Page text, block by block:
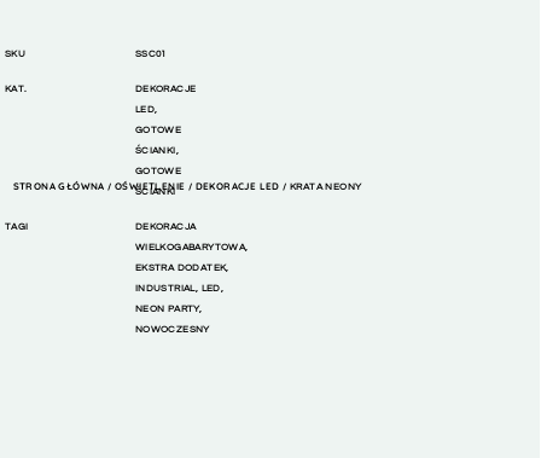
SKU SSC01
KAT.
DEKORACJE
LED,
GOTOWE
ŚCIANKI
GOTOWE
ŚCIANKI
TAGI
DEKORACJA
WIELKOGABARYTOWA
EKSTRA DODATEK,
INDUSTRIAL
LED
NEON PARTY,
NOWOCZESNY
STRONA GŁÓWNA /OŚWIETLENIE / DEKORACJE LED / KRATA NEONY